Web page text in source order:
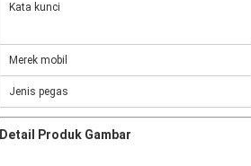
Kata kunci
Merek mobil
Jenis pegas
Detail Produk Gambar